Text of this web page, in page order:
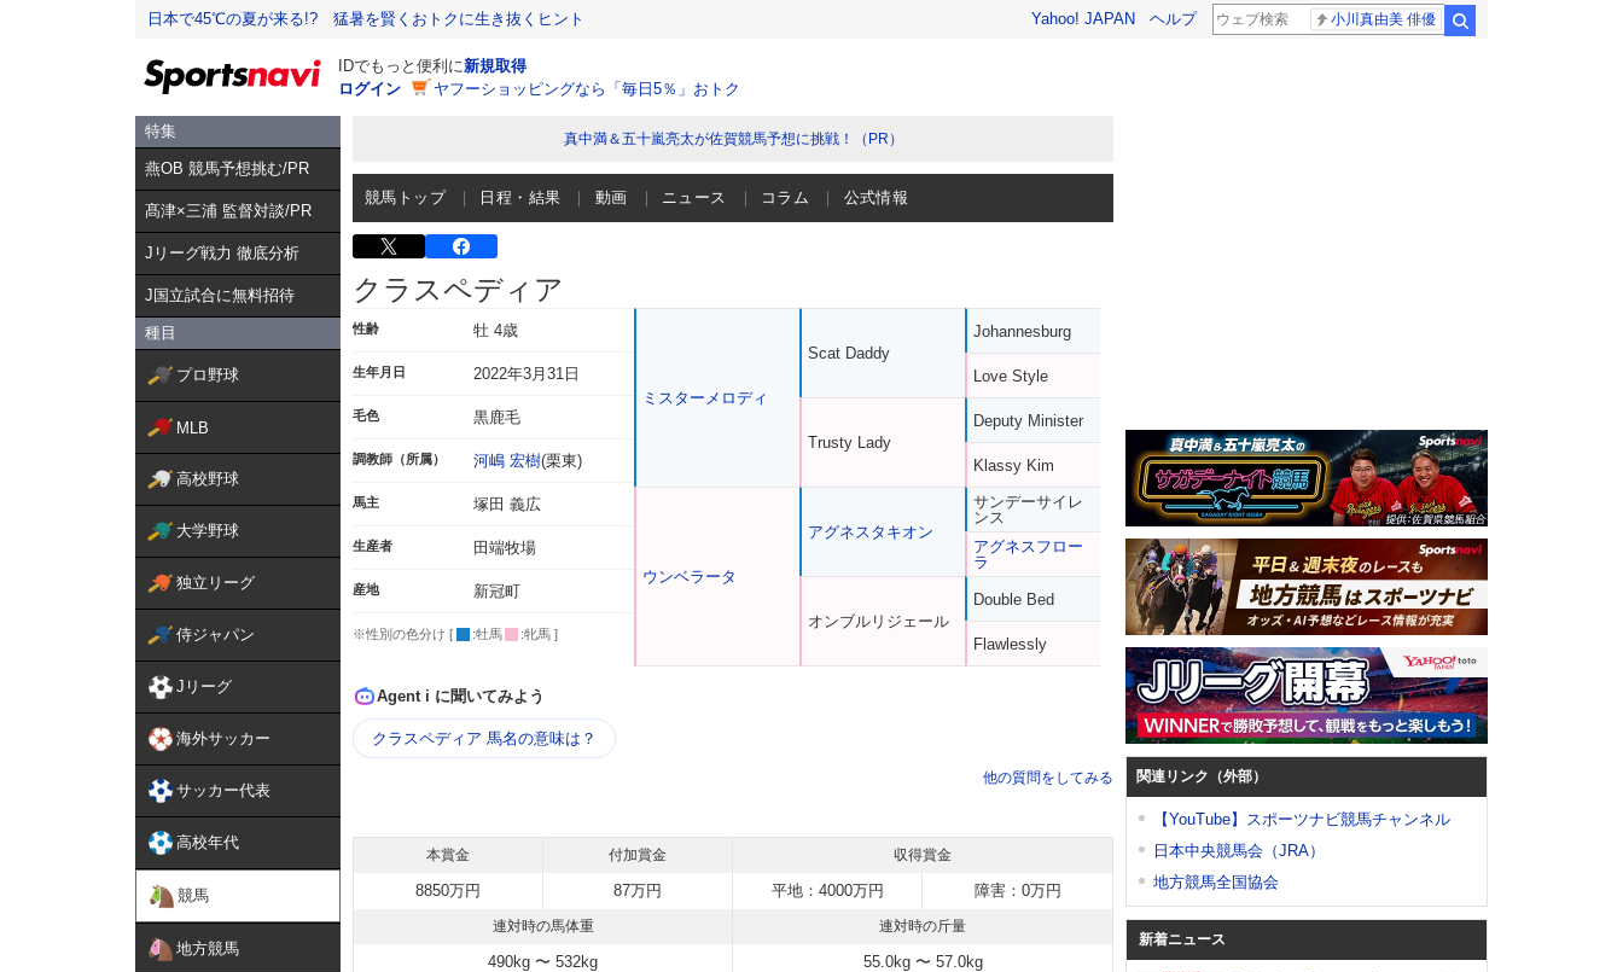
日本で45℃の夏が来る!? 猛暑を賢くおトクに生き抜くヒント Yahoo! JAPAN ヘルプ 小川真由美 俳優
IDでもっと便利に新規取得
ログイン
ヤフーショッピングなら「毎日5％」おトク
特集
燕OB 競馬予想挑む/PR
髙津×三浦 監督対談/PR
Jリーグ戦力 徹底分析
J国立試合に無料招待
種目
プロ野球
MLB
高校野球
大学野球
独立リーグ
侍ジャパン
Jリーグ
海外サッカー
サッカー代表
高校年代
競馬
地方競馬
真中満＆五十嵐亮太が佐賀競馬予想に挑戦！（PR）
競馬トップ 日程・結果 動画 ニュース コラム 公式情報
クラスペディア
性齢 牡 4歳
生年月日 2022年3月31日
毛色 黒鹿毛
調教師（所属） 河嶋 宏樹(栗東)
馬主 塚田 義広
生産者 田端牧場
産地 新冠町
※性別の色分け [ :牡馬 :牝馬 ]
ミスターメロディ
ウンベラータ
Scat Daddy
Trusty Lady
アグネスタキオン
オンブルリジェール
Johannesburg
Love Style
Deputy Minister
Klassy Kim
サンデーサイレ
ンス
アグネスフロー
ラ
Double Bed
Flawlessly
Agent i に聞いてみよう
クラスペディア 馬名の意味は？
他の質問をしてみる
本賞金 付加賞金 収得賞金
8850万円 87万円 平地：4000万円 障害：0万円
連対時の馬体重 連対時の斤量
490kg 〜 532kg 55.0kg 〜 57.0kg
関連リンク（外部）
【YouTube】スポーツナビ競馬チャンネル
日本中央競馬会（JRA）
地方競馬全国協会
新着ニュース